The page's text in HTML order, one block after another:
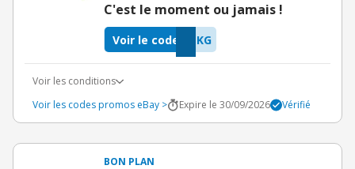
C'est le moment ou jamais !
TKG
Voir le code
Voir les conditions
Voir les codes promos eBay >
Expire le 30/09/2026 Vérifié
BON PLAN